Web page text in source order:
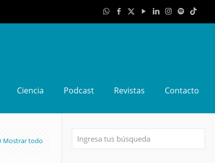
Ciencia Podcast Revistas Contacto
Mostrar todo